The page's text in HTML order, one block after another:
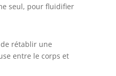
seul, pour fluidifier
rétablir une
entre le corps et